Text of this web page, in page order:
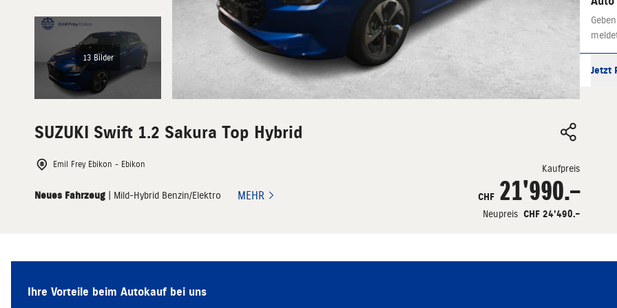
13 Bilder
SUZUKI Swift 1.2 Sakura Top Hybrid
Emil Frey Ebikon - Ebikon
Neues Fahrzeug | Mild-Hybrid Benzin/Elektro MEHR
Kaufpreis
CHF 21'990.–
Neupreis CHF 24'490.–
Jetzt
Ihre Vorteile beim Autokauf bei uns